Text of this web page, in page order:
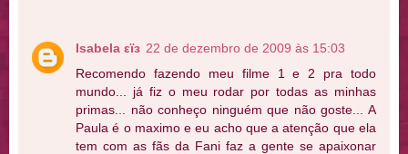
Isabela εïз 22 de dezembro de 2009 às 15:03
Recomendo fazendo meu filme 1 e 2 pra todo
mundo... já fiz o meu rodar por todas as minhas
primas... não conheço ninguém que não goste... A
Paula é o maximo e eu acho que a atenção que ela
tem com as fãs da Fani faz a gente se apaixonar